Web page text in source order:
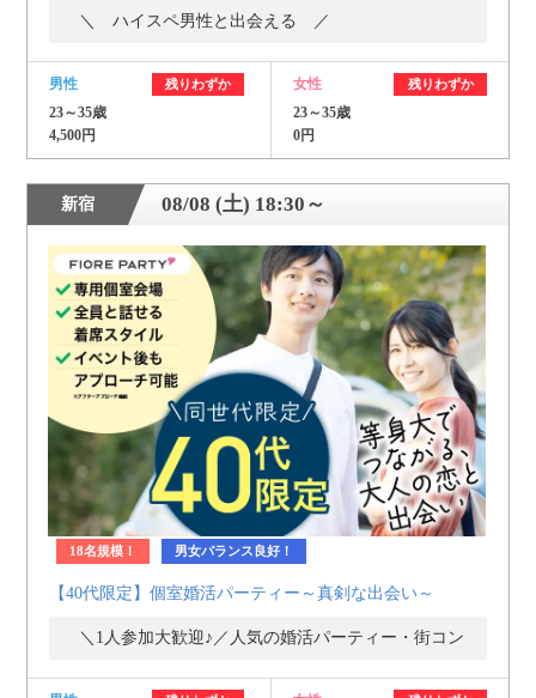
＼ ハイスペ男性と出会える ／
男性 残りわずか
23～35歳
4,500円
女性 残りわずか
23～35歳
0円
新宿 08/08 (土) 18:30～
18名規模！ 男女バランス良好！
【40代限定】個室婚活パーティー～真剣な出会い～
＼1人参加大歓迎♪／人気の婚活パーティー・街コン